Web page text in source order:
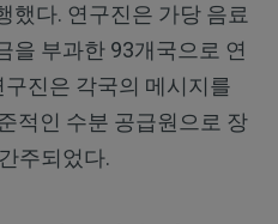
했다. 연구진은 가당 음료
을 부과한 93개국으로 연
진은 각국의 메시지를
적인 수분 공급원으로 장
주되었다.